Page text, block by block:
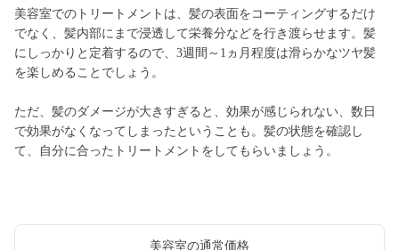
美容室でのトリートメントは、髪の表面をコーティングするだけ
でなく、髪内部にまで浸透して栄養分などを行き渡らせます。髪
にしっかりと定着するので、3週間～1ヵ月程度は滑らかなツヤ髪
を楽しめることでしょう。
ただ、髪のダメージが大きすぎると、効果が感じられない、数日
で効果がなくなってしまったということも。髪の状態を確認し
て、自分に合ったトリートメントをしてもらいましょう。
美容室の通常価格